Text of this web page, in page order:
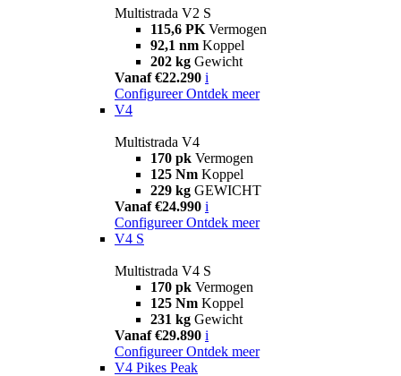
Multistrada V2 S
115,6 PK Vermogen
92,1 nm Koppel
202 kg Gewicht
Vanaf €22.290 i
Configureer Ontdek meer
V4
Multistrada V4
170 pk Vermogen
125 Nm Koppel
229 kg GEWICHT
Vanaf €24.990 i
Configureer Ontdek meer
V4 S
Multistrada V4 S
170 pk Vermogen
125 Nm Koppel
231 kg Gewicht
Vanaf €29.890 i
Configureer Ontdek meer
V4 Pikes Peak